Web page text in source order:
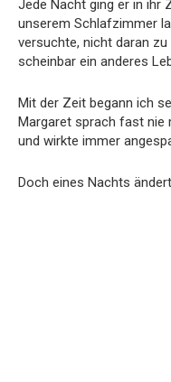
Jede Nacht ging er in ihr
unserem Schlafzimmer
versuchte, nicht daran
scheinbar ein anderes
Mit der Zeit begann ich
Margaret sprach fast nie
und wirkte immer
Doch eines Nachts